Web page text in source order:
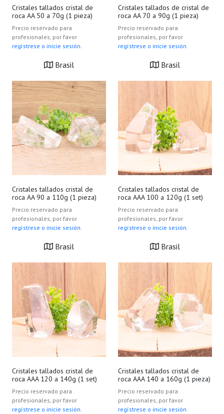
Cristales tallados cristal de
roca AA 50 a 70g (1 pieza)
Precio reservado para
profesionales, por favor
regístrese o inicie sesión.
Brasil
Cristales tallados de cristal de
roca AA 70 a 90g (1 pieza)
Precio reservado para
profesionales, por favor
regístrese o inicie sesión.
Brasil
Cristales tallados cristal de
roca AA 90 a 110g (1 pieza)
Precio reservado para
profesionales, por favor
regístrese o inicie sesión.
Brasil
Cristales tallados cristal de
roca AAA 100 a 120g (1 set)
Precio reservado para
profesionales, por favor
regístrese o inicie sesión.
Brasil
Cristales tallados cristal de
roca AAA 120 a 140g (1 set)
Precio reservado para
profesionales, por favor
regístrese o inicie sesión.
Cristales tallados cristal de
roca AAA 140 a 160g (1 pieza)
Precio reservado para
profesionales, por favor
regístrese o inicie sesión.